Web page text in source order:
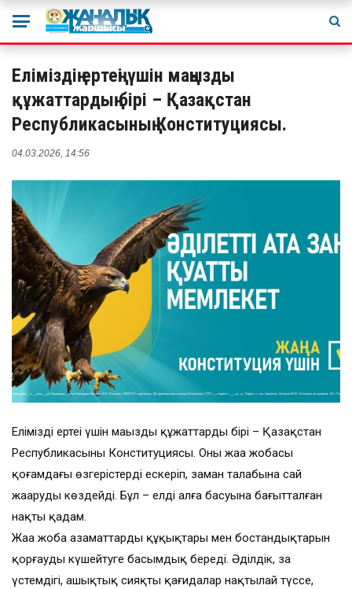
Еліміздің ертеңі үшін маңызды
құжаттардың бірі – Қазақстан
Республикасының Конституциясы.
04.03.2026, 14:56
Еліміздің ертеңі үшін маңызды құжаттардың бірі – Қазақстан
Республикасының Конституциясы. Оның жаңа жобасы
қоғамдағы өзгерістерді ескеріп, заман талабына сай
жаңаруды көздейді. Бұл – елдің алға басуына бағытталған
нақты қадам.
Жаңа жоба азаматтардың құқықтары мен бостандықтарын
қорғауды күшейтуге басымдық береді. Әділдік, заң
үстемдігі, ашықтық сияқты қағидалар нақтылай түссе,